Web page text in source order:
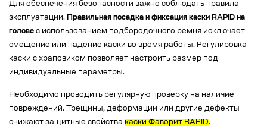
Для обеспечения безопасности важно соблюдать правила
эксплуатации. Правильная посадка и фиксация каски RAPID на
голове с использованием подбородочного ремня исключает
смещение или падение каски во время работы. Регулировка
каски с храповиком позволяет настроить размер под
индивидуальные параметры.
Необходимо проводить регулярную проверку на наличие
повреждений. Трещины, деформации или другие дефекты
снижают защитные свойства каски Фаворит RAPID.